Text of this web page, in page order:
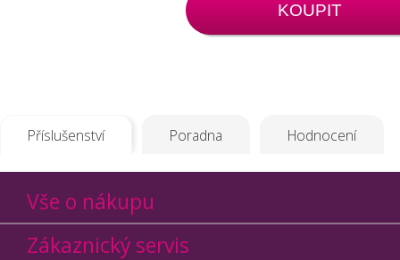
KOUPIT
Příslušenství Poradna Hodnocení
Vše o nákupu
Zákaznický servis